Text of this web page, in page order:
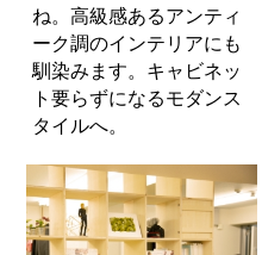
ね。高級感あるアンティ
ーク調のインテリアにも
馴染みます。キャビネッ
ト要らずになるモダンス
タイルへ。